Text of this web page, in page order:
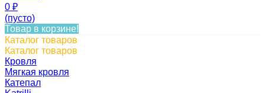
0 ₽
(пусто)
Товар в корзине!
Каталог товаров
Каталог товаров
Кровля
Мягкая кровля
Катепал